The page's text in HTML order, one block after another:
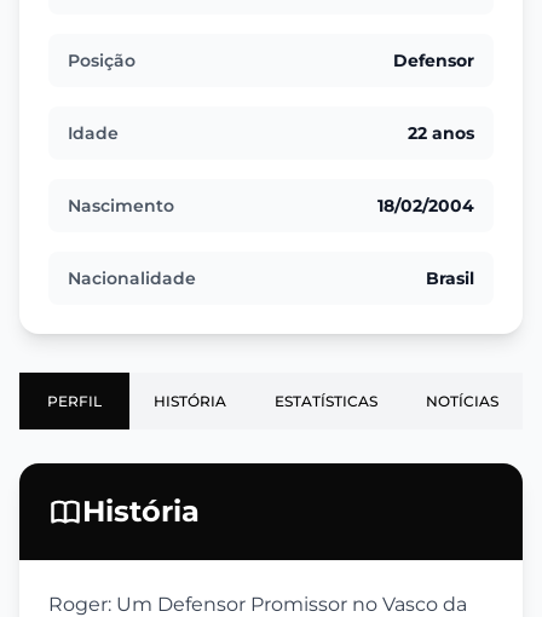
Posição Defensor
Idade 22 anos
Nascimento 18/02/2004
Nacionalidade Brasil
PERFIL HISTÓRIA ESTATÍSTICAS NOTÍCIAS
História
Roger: Um Defensor Promissor no Vasco da